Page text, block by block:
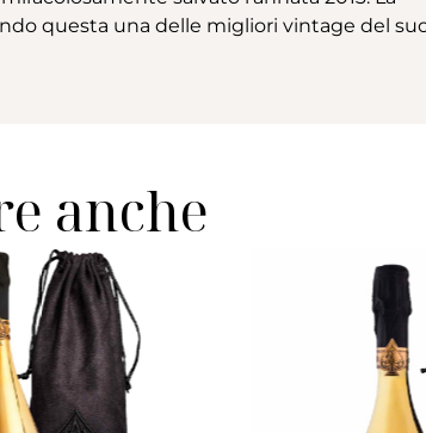
questa una delle migliori vintage del
anche